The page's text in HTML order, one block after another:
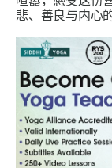
悲、善良与内心